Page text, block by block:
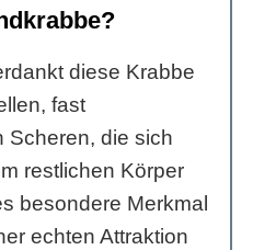
diese Krabbe
fast
Scheren, die sich
restlichen Körper
besondere Merkmal
echten Attraktion